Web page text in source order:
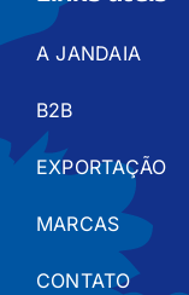
A JANDAIA
B2B
EXPORTAÇÃO
MARCAS
CONTATO